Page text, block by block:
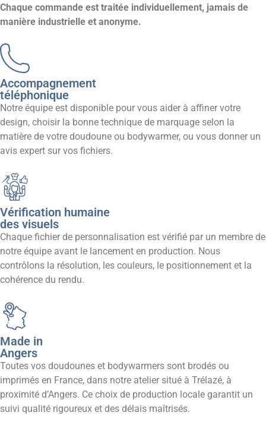
Chaque commande est traitée individuellement, jamais de
manière industrielle et anonyme.
Accompagnement
téléphonique
Notre équipe est disponible pour vous aider à affiner votre
design, choisir la bonne technique de marquage selon la
matière de votre doudoune ou bodywarmer, ou vous donner un
avis expert sur vos fichiers.
Vérification humaine
des visuels
Chaque fichier de personnalisation est vérifié par un membre de
notre équipe avant le lancement en production. Nous
contrôlons la résolution, les couleurs, le positionnement et la
cohérence du rendu.
Made in
Angers
Toutes vos doudounes et bodywarmers sont brodés ou
imprimés en France, dans notre atelier situé à Trélazé, à
proximité d’Angers. Ce choix de production locale garantit un
suivi qualité rigoureux et des délais maîtrisés.